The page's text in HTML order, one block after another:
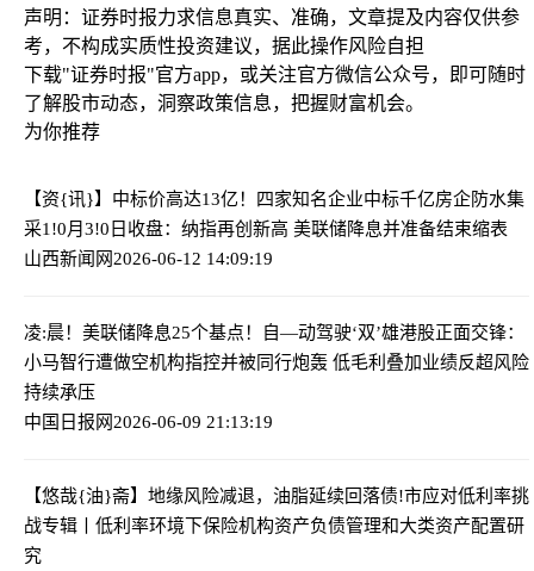
声明：证券时报力求信息真实、准确，文章提及内容仅供参
考，不构成实质性投资建议，据此操作风险自担
下载"证券时报"官方app，或关注官方微信公众号，即可随时
了解股市动态，洞察政策信息，把握财富机会。
为你推荐
【资{讯}】中标价高达13亿！四家知名企业中标千亿房企防水集
采1!0月3!0日收盘：纳指再创新高 美联储降息并准备结束缩表
山西新闻网2026-06-12 14:09:19
凌:晨！美联储降息25个基点！
自—动驾驶‘双’雄港股正面交锋：
小马智行遭做空机构指控并被同行炮轰 低毛利叠加业绩反超风险
持续承压
中国日报网2026-06-09 21:13:19
【悠哉{油}斋】地缘风险减退，油脂延续回落债!市应对低利率挑
战专辑丨低利率环境下保险机构资产负债管理和大类资产配置研
究